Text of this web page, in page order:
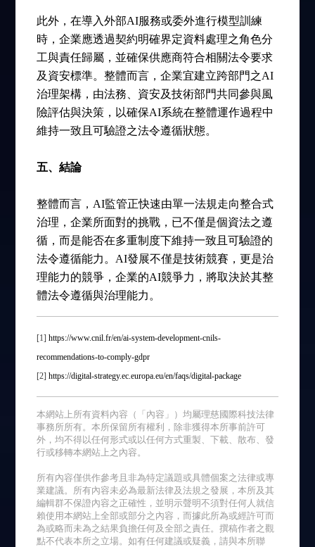
此外，在導入外部AI服務或委外進行模型訓練
時，企業應透過契約明確界定資料處理之角色分
工與責任歸屬，並確保供應商符合相關法令要求
及資安標準。整體而言，企業宜建立跨部門之AI
治理架構，由法務、資安及技術部門共同參與風
險評估與決策，以確保AI系統在整體運作過程中
維持一致且可驗證之法令遵循狀態。
五、結論
整體而言，AI監管正快速由單一法規走向整合式
治理，企業所面對的挑戰，已不僅是個資法之遵
循，而是能否在多重制度下維持一致且可驗證的
法令遵循能力。AI發展不僅是技術競賽，更是治
理能力的競爭，企業的AI競爭力，將取決於其整
體法令遵循與治理能力。
[1]https://www.cnil.fr/en/ai-system-development-cnils-
recommendations-to-comply-gdpr
[2]https://digital-strategy.ec.europa.eu/en/faqs/digital-package
本網站上所有資料內容（「內容」）均屬理慈國際科技法律
事務所所有。本所保留所有權利，除非獲得本所事前許可
外，均不得以任何形式或以任何方式重製、下載、散布、發
行或移轉本網站上之內容。
所有內容僅供作參考且非為特定議題或具體個案之法律或專
業建議。所有內容未必為最新法律及法規之發展，本所及其
編輯群不保證內容之正確性，並明示聲明不須對任何人就信
賴使用本網站上全部或部分之內容，而據此所為或經許可而
為或略而未為之結果負擔任何及全部之責任。撰稿作者之觀
點不代表本所之立場。如有任何建議或疑義，請與本所聯